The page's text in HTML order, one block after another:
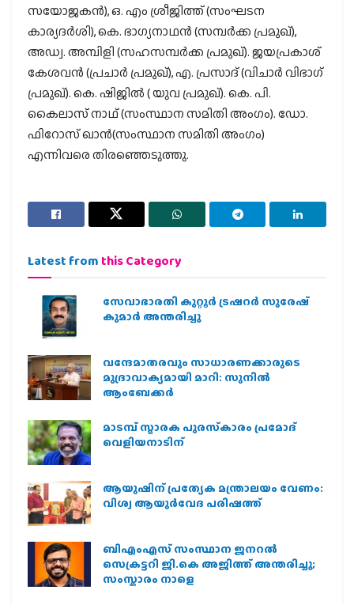
സയോജകൻ), ഒ. എം ശ്രീജിത്ത്‌ (സംഘടന
കാര്യദർശി), കെ. ഭാഗ്യനാഥൻ (സമ്പർക്ക പ്രമുഖ്),
അഡ്വ. അമ്പിളി (സഹസമ്പർക്ക പ്രമുഖ്). ജയപ്രകാശ്
കേശവൻ (പ്രചാർ പ്രമുഖ്), എ. പ്രസാദ് (വിചാർ വിഭാഗ്
പ്രമുഖ്). കെ. ഷിജിൽ ( യുവ പ്രമുഖ്). കെ. പി.
കൈലാസ് നാഥ് (സംസ്ഥാന സമിതി അംഗം). ഡോ.
ഫിറോസ് ഖാൻ(സംസ്ഥാന സമിതി അംഗം)
എന്നിവരെ തിരഞ്ഞെടുത്തു.
Latest from this Category
സേവാഭാരതി കുറ്റൂർ ട്രഷറർ സുരേഷ്
കുമാർ അന്തരിച്ചു
വന്ദേമാതരവും സാധാരണക്കാരുടെ
മുദ്രാവാക്യമായി മാറി: സുനിൽ
ആംബേക്കർ
മാടമ്പ് സ്മാരക പുരസ്‌കാരം പ്രമോദ്
വെളിയനാടിന്
ആയുഷിന് പ്രത്യേക മന്ത്രാലയം വേണം:
വിശ്വ ആയുര്‍വേദ പരിഷത്ത്
ബിഎംഎസ് സംസ്ഥാന ജനറൽ
സെക്രട്ടറി ജി.കെ അജിത്ത് അന്തരിച്ചു;
സംസ്കാരം നാളെ